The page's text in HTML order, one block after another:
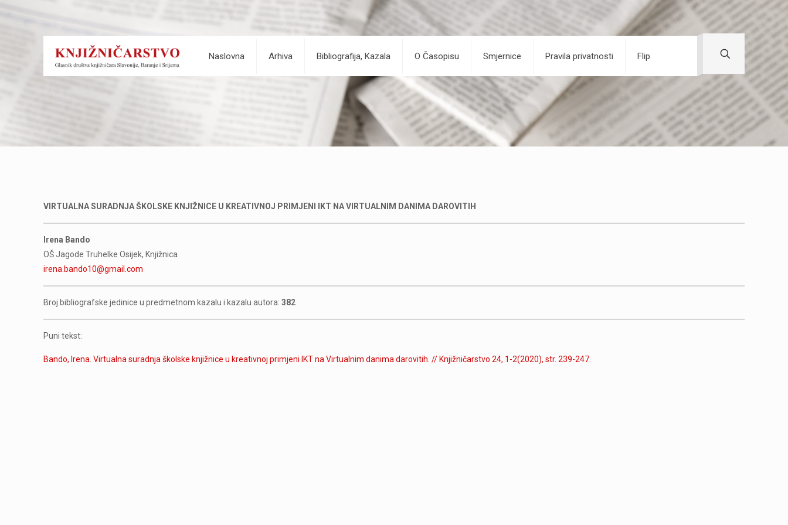
Naslovna Arhiva Bibliografija, Kazala O Časopisu Smjernice Pravila privatnosti Flip
VIRTUALNA SURADNJA ŠKOLSKE KNJIŽNICE U KREATIVNOJ PRIMJENI IKT NA VIRTUALNIM DANIMA DAROVITIH
Irena Bando
OŠ Jagode Truhelke Osijek, Knjižnica
irena.bando10@gmail.com
Broj bibliografske jedinice u predmetnom kazalu i kazalu autora:382
Puni tekst:
Bando, Irena. Virtualna suradnja školske knjižnice u kreativnoj primjeni IKT na Virtualnim danima darovitih. // Knjižničarstvo 24, 1-2(2020), str. 239-247.